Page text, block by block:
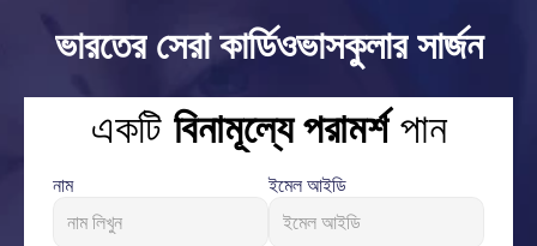
ভারতের সেরা কার্ডিওভাসকুলার সার্জন
একটি বিনামূল্যে পরামর্শ পান
নাম ইমেল আইডি